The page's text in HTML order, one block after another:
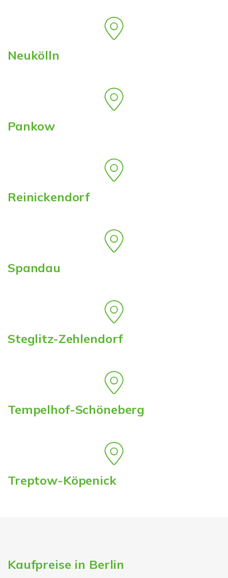
Neukölln
Pankow
Reinickendorf
Spandau
Steglitz-Zehlendorf
Tempelhof-Schöneberg
Treptow-Köpenick
Kaufpreise in Berlin